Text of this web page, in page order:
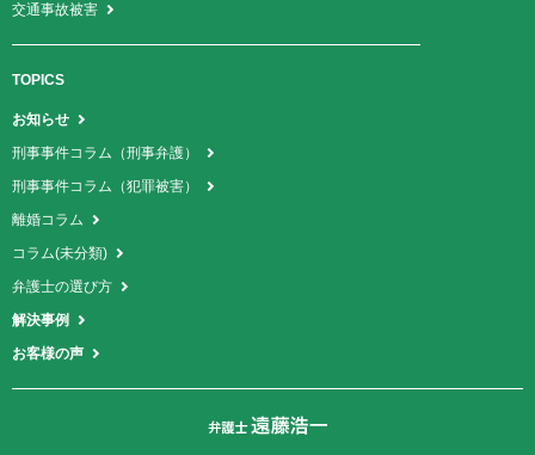
交通事故被害
TOPICS
お知らせ
刑事事件コラム（刑事弁護）
刑事事件コラム（犯罪被害）
離婚コラム
コラム(未分類)
弁護士の選び方
解決事例
お客様の声